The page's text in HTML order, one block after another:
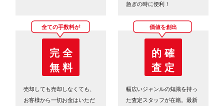
急ぎの時に便利！
全ての手数料が
完 全
無 料
売却しても売却しなくても、
お客様から一切お金はいただ
価値を創出
的 確
査 定
幅広いジャンルの知識を持っ
た査定スタッフが在籍。最新